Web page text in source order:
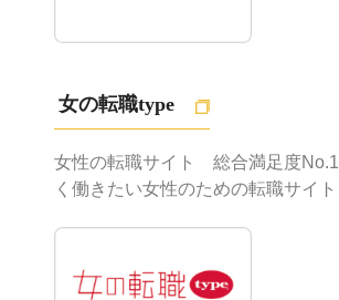
女の転職type
女性の転職サイト 総合満足度No.1
く働きたい女性のための転職サイト